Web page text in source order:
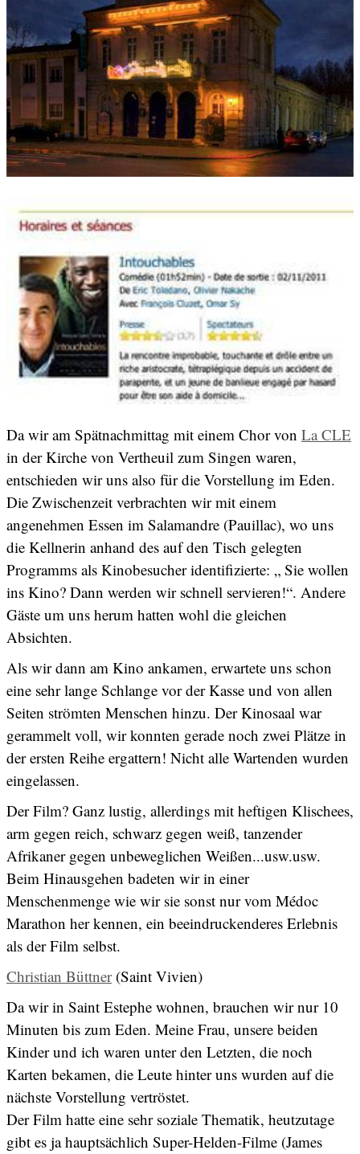
Da wir am Spätnachmittag mit einem Chor von La CLE
in der Kirche von Vertheuil zum Singen waren,
entschieden wir uns also für die Vorstellung im Eden.
Die Zwischenzeit verbrachten wir mit einem
angenehmen Essen im Salamandre (Pauillac), wo uns
die Kellnerin anhand des auf den Tisch gelegten
Programms als Kinobesucher identifizierte: „ Sie wollen
ins Kino? Dann werden wir schnell servieren!“. Andere
Gäste um uns herum hatten wohl die gleichen
Absichten.
Als wir dann am Kino ankamen, erwartete uns schon
eine sehr lange Schlange vor der Kasse und von allen
Seiten strömten Menschen hinzu. Der Kinosaal war
gerammelt voll, wir konnten gerade noch zwei Plätze in
der ersten Reihe ergattern! Nicht alle Wartenden wurden
eingelassen.
Der Film? Ganz lustig, allerdings mit heftigen Klischees,
arm gegen reich, schwarz gegen weiß, tanzender
Afrikaner gegen unbeweglichen Weißen...usw.usw.
Beim Hinausgehen badeten wir in einer
Menschenmenge wie wir sie sonst nur vom Médoc
Marathon her kennen, ein beeindruckenderes Erlebnis
als der Film selbst.
Christian Büttner(Saint Vivien)
Da wir in Saint Estephe wohnen, brauchen wir nur 10
Minuten bis zum Eden. Meine Frau, unsere beiden
Kinder und ich waren unter den Letzten, die noch
Karten bekamen, die Leute hinter uns wurden auf die
nächste Vorstellung vertröstet.
Der Film hatte eine sehr soziale Thematik, heutzutage
gibt es ja hauptsächlich Super-Helden-Filme (James